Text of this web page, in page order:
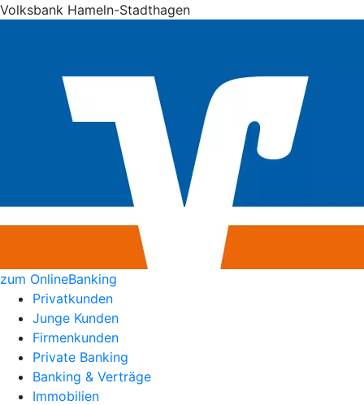
Volksbank Hameln-Stadthagen
zum OnlineBanking
Privatkunden
Junge Kunden
Firmenkunden
Private Banking
Banking & Verträge
Immobilien